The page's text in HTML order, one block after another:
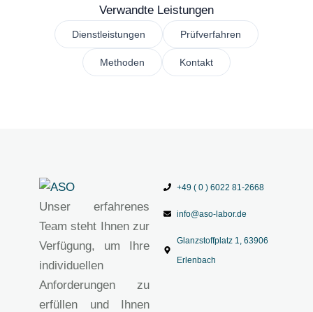
Verwandte Leistungen
Dienstleistungen Prüfverfahren
Methoden Kontakt
Unser erfahrenes
Team steht Ihnen zur
Verfügung, um Ihre
individuellen
Anforderungen zu
erfüllen und Ihnen
+49 ( 0 ) 6022 81-2668
info@aso-labor.de
Glanzstoffplatz 1, 63906
Erlenbach